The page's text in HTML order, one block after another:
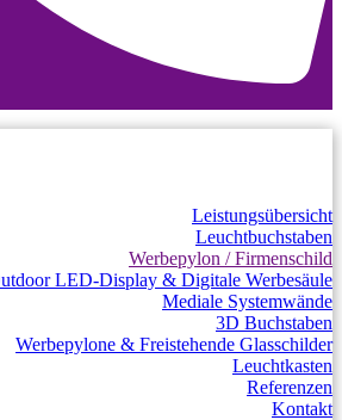
Leistungsübersicht
Leuchtbuchstaben
Werbepylon / Firmenschild
LED-Display & Digitale Werbesäule
Mediale Systemwände
3D Buchstaben
Werbepylone & Freistehende Glasschilder
Leuchtkasten
Referenzen
Kontakt